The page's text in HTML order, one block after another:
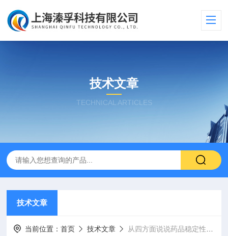
技术文章
TECHNICAL ARTICLES
技术文章
当前位置：首页 技术文章 从四方面说说药品稳定性试验室的操作使用